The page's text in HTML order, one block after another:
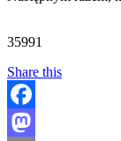
35991
Share this
Facebook